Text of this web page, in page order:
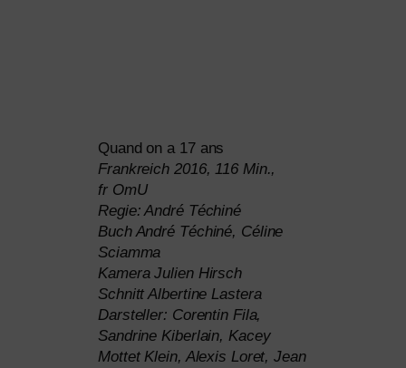
Quand on a 17 ans
Frankreich 2016, 116 Min.,
fr OmU
Regie: André Téchiné
Buch André Téchiné, Céline
Sciamma
Kamera Julien Hirsch
Schnitt Albertine Lastera
Darsteller: Corentin Fila,
Sandrine Kiberlain, Kacey
Mottet Klein, Alexis Loret, Jean